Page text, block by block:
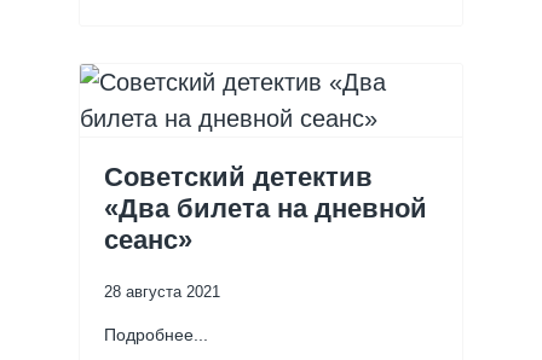
Советский детектив
«Два билета на дневной
сеанс»
28 августа 2021
Подробнее...